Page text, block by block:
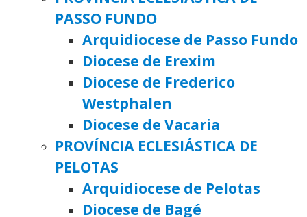
PASSO FUNDO
Arquidiocese de Passo Fundo
Diocese de Erexim
Diocese de Frederico
Westphalen
Diocese de Vacaria
PROVÍNCIA ECLESIÁSTICA DE
PELOTAS
Arquidiocese de Pelotas
Diocese de Bagé